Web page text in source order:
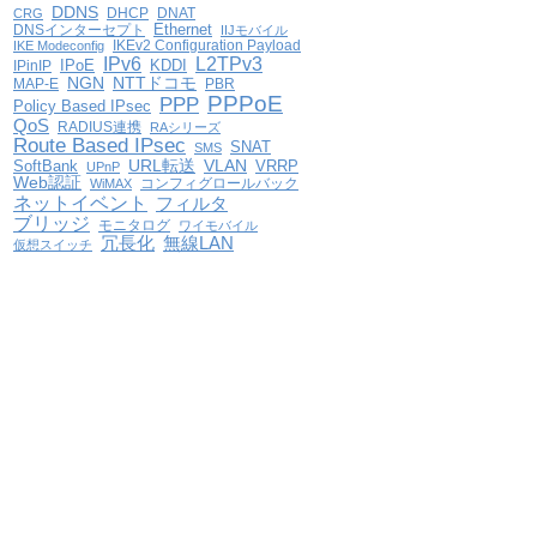
CRG DDNS DHCP DNAT
DNSインターセプト Ethernet
IIJモバイル
IKE Modeconfig
IKEv2 Configuration Payload
IPinIP
IPoE IPv6 KDDI L2TPv3
MAP-E NGN NTTドコモ PBR
Policy Based IPsec PPP PPPoE
QoS RADIUS連携 RAシリーズ
Route Based IPsec SMS SNAT
SoftBank UPnP URL転送 VLAN VRRP
Web認証
WiMAX コンフィグロールバック
ネットイベント
フィルタ
ブリッジ
モニタログ
ワイモバイル
仮想スイッチ
冗長化 無線LAN